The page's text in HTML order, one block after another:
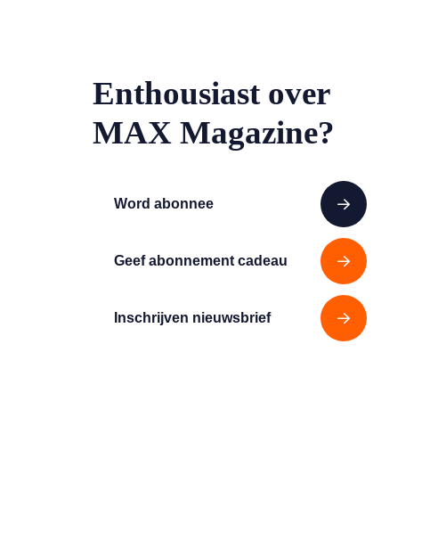
Enthousiast over
MAX Magazine?
Word abonnee
Geef abonnement cadeau
Inschrijven nieuwsbrief